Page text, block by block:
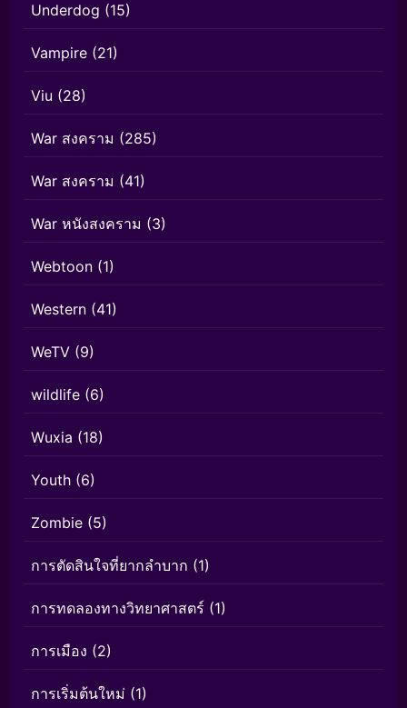
Underdog (15)
Vampire (21)
Viu (28)
War สงคราม (285)
War สงคราม (41)
War หนังสงคราม (3)
Webtoon (1)
Western (41)
WeTV (9)
wildlife (6)
Wuxia (18)
Youth (6)
Zombie (5)
การตัดสินใจที่ยากลำบาก (1)
การทดลองทางวิทยาศาสตร์ (1)
การเมือง (2)
การเริ่มต้นใหม่ (1)